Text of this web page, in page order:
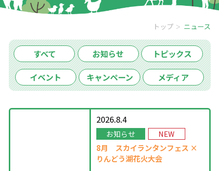
トップ ニュース
すべて お知らせ トピックス
イベント キャンペーン メディア
2026.8.4
お知らせ NEW
8月 スカイランタンフェス ×
りんどう湖花火大会